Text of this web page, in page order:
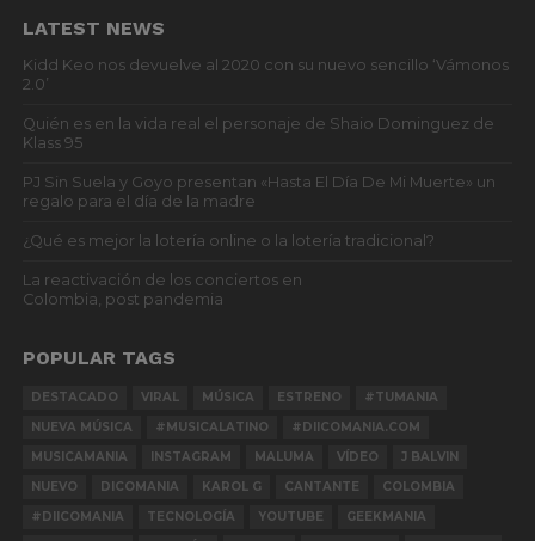
LATEST NEWS
Kidd Keo nos devuelve al 2020 con su nuevo sencillo ‘Vámonos
2.0’
Quién es en la vida real el personaje de Shaio Dominguez de
Klass 95
PJ Sin Suela y Goyo presentan «Hasta El Día De Mi Muerte» un
regalo para el día de la madre
¿Qué es mejor la lotería online o la lotería tradicional?
La reactivación de los conciertos en
Colombia, post pandemia
POPULAR TAGS
DESTACADO VIRAL MÚSICA ESTRENO
#TUMANIA
NUEVA MÚSICA
#MUSICALATINO
#DIICOMANIA.COM
MUSICAMANIA
INSTAGRAM MALUMA VÍDEO
J BALVIN
NUEVO
DICOMANIA KAROL G CANTANTE
COLOMBIA
#DIICOMANIA
TECNOLOGÍA YOUTUBE
GEEKMANIA